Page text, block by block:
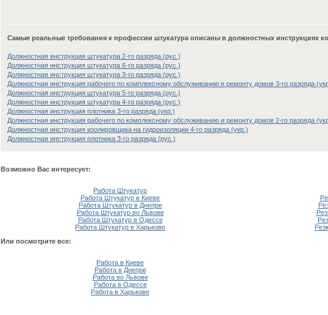
Самые реальные требования к профессии штукатура описаны в должностных инструкциях
Должностная инструкция штукатура 2-го разряда (рус.)
Должностная инструкция штукатура 6-го разряда (рус.)
Должностная инструкция штукатура 3-го разряда (рус.)
Должностная инструкция рабочего по комплексному обслуживанию и ремонту домов 3-го разряда
Должностная инструкция штукатура 5-го разряда (рус.)
Должностная инструкция штукатура 4-го разряда (рус.)
Должностная инструкция плотника 3-го разряда (укр.)
Должностная инструкция рабочего по комплексному обслуживанию и ремонту домов 2-го разряда
Должностная инструкция изолировщика на гидроизоляции 4-го разряда (укр.)
Должностная инструкция плотника 3-го разряда (рус.)
Возможно Вас интересует:
Работа Штукатур
Работа Штукатур в Киеве
Работа Штукатур в Днепре
Работа Штукатур во Львове
Работа Штукатур в Одессе
Работа Штукатур в Харькове
Или посмотрите все:
Работа в Киеве
Работа в Днепре
Работа во Львове
Работа в Одессе
Работа в Харькове